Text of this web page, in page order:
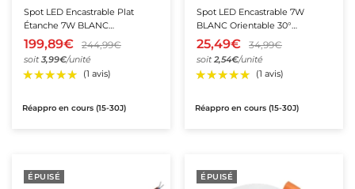
Spot LED Encastrable Plat
Étanche 7W BLANC
Transformateur Intégré - Pack
de 50
199,89€ 244,99€
soit3,99€/unité
Réappro en cours (15-30J)
Spot LED Encastrable 7W
BLANC Orientable 30°
Transformateur Intégré - Pack
de 10
25,49€ 34,99€
soit2,54€/unité
Réappro en cours (15-30J)
ÉPUISÉ ÉPUISÉ